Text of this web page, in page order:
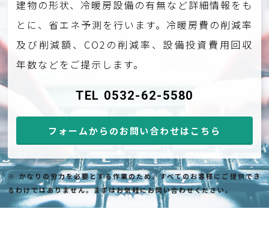
建物の形状、冷暖房設備の有無など詳細情報をも
とに、省エネ予測を行います。冷暖房費の削減率
及び削減額、CO2の削減率、設備投資費用回収
年数などをご提示します。
TEL 0532-62-5580
フォームからのお問い合わせはこちら
※ かなりの労力を必要とする作業のため、すべてのお客様にご提供でき
るわけではありません。まずはお気軽にお問い合わせください。